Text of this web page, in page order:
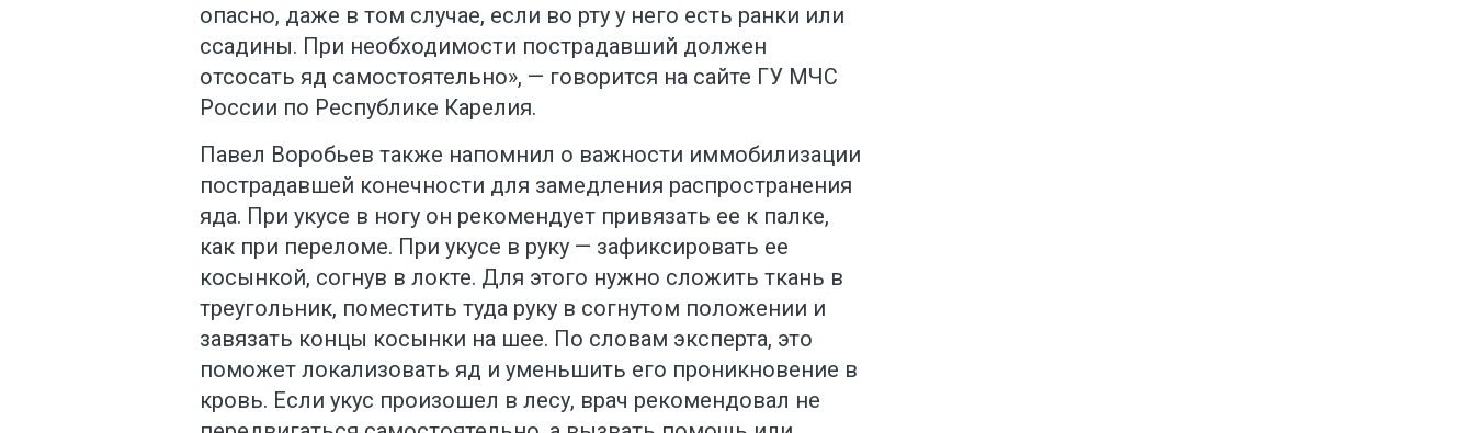
опасно, даже в том случае, если во рту у него есть ранки или
ссадины. При необходимости пострадавший должен
отсосать яд самостоятельно», — говорится на сайте ГУ МЧС
России по Республике Карелия.
Павел Воробьев также напомнил о важности иммобилизации
пострадавшей конечности для замедления распространения
яда. При укусе в ногу он рекомендует привязать ее к палке,
как при переломе. При укусе в руку — зафиксировать ее
косынкой, согнув в локте. Для этого нужно сложить ткань в
треугольник, поместить туда руку в согнутом положении и
завязать концы косынки на шее. По словам эксперта, это
поможет локализовать яд и уменьшить его проникновение в
кровь. Если укус произошел в лесу, врач рекомендовал не